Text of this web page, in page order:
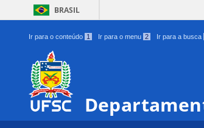
BRASIL
Ir para o conteúdo 1 Ir para o menu 2 Ir para a busca